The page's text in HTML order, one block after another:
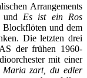
Arrangements
und Es ist ein Ros
und dem
Die letzten drei
der frühen 1960-
mit einer
Maria zart, du edler